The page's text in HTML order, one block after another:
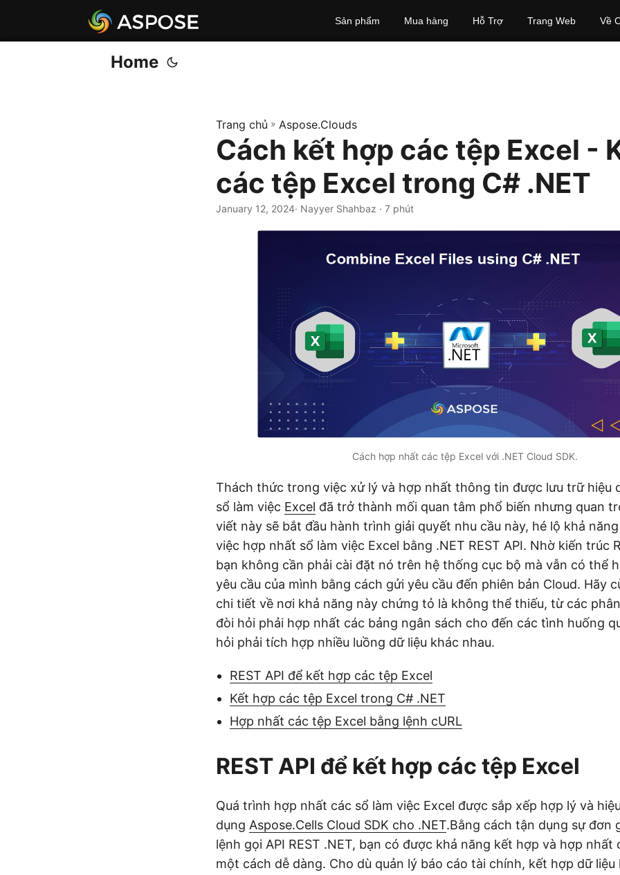
Sản phẩm Mua hàng Hỗ Trợ Trang Web Về
Home
Trang chủ » Aspose.Clouds
Cách kết hợp các tệp Excel -
các tệp Excel trong C# .NET
January 12, 2024· Nayyer Shahbaz · 7 phút
Cách hợp nhất các tệp Excel với .NET Cloud SDK.
Thách thức trong việc xử lý và hợp nhất thông tin được lưu trữ hiệu
sổ làm việc Excel đã trở thành mối quan tâm phổ biến nhưng quan
viết này sẽ bắt đầu hành trình giải quyết nhu cầu này, hé lộ khả
việc hợp nhất sổ làm việc Excel bằng .NET REST API. Nhờ kiến trúc
bạn không cần phải cài đặt nó trên hệ thống cục bộ mà vẫn có thể
yêu cầu của mình bằng cách gửi yêu cầu đến phiên bản Cloud. Hãy
chi tiết về nơi khả năng này chứng tỏ là không thể thiếu, từ các
đòi hỏi phải hợp nhất các bảng ngân sách cho đến các tình huống
hỏi phải tích hợp nhiều luồng dữ liệu khác nhau.
REST API để kết hợp các tệp Excel
Kết hợp các tệp Excel trong C# .NET
Hợp nhất các tệp Excel bằng lệnh cURL
REST API để kết hợp các tệp Excel
Quá trình hợp nhất các sổ làm việc Excel được sắp xếp hợp lý và
dụng Aspose.Cells Cloud SDK cho .NET.Bằng cách tận dụng sự đơn
lệnh gọi API REST .NET, bạn có được khả năng kết hợp và hợp nhất
một cách dễ dàng. Cho dù quản lý báo cáo tài chính, kết hợp dữ liệu